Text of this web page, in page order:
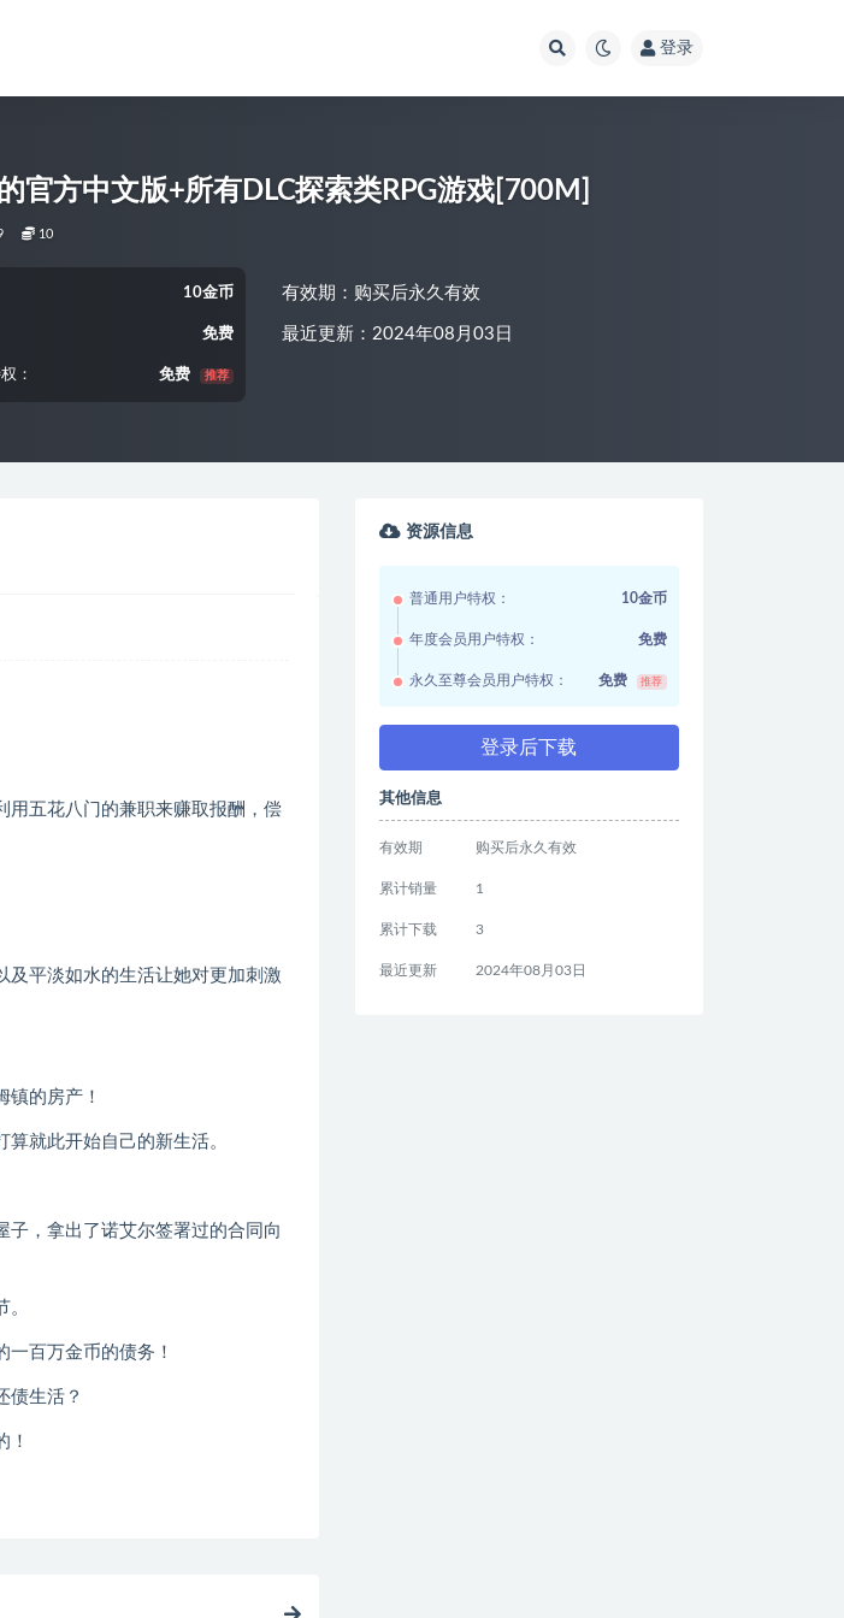
登录
官方中文版+所有DLC探索类RPG游戏[700M]
10
10金币
免费
： 免费 推荐
有效期：购买后永久有效
最近更新：2024年08月03日
用五花八门的兼职来赚取报酬，偿
及平淡如水的生活让她对更加刺激
的房产！
就此开始自己的新生活。
子，拿出了诺艾尔签署过的合同向
百万金币的债务！
债生活？
！
资源信息
普通用户特权： 10金币
年度会员用户特权： 免费
永久至尊会员用户特权： 免费 推荐
登录后下载
其他信息
有效期 购买后永久有效
累计销量 1
累计下载 3
最近更新 2024年08月03日